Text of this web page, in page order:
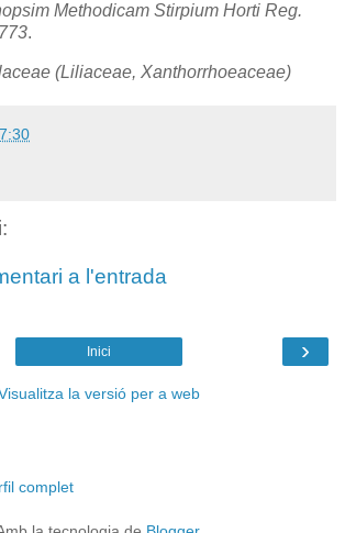
Methodicam Stirpium Horti Reg.
.
(Liliaceae, Xanthorrhoeaceae)
7:30
a l'entrada
›
Inici
la versió per a web
complet